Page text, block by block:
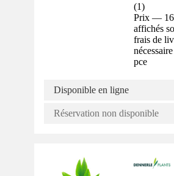
(1)
Prix —
affichés
frais de
pce
Disponible en ligne
Réservation non disponible